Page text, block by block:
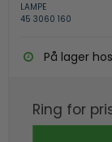
LAMPE
45 3060 160
På lager
Ring for